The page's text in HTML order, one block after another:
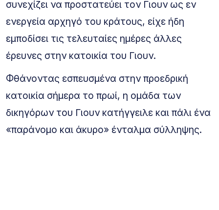
συνεχίζει να προστατεύει τον Γιουν ως εν
ενεργεία αρχηγό του κράτους, είχε ήδη
εμποδίσει τις τελευταίες ημέρες άλλες
έρευνες στην κατοικία του Γιουν.
Φθάνοντας εσπευσμένα στην προεδρική
κατοικία σήμερα το πρωί, η ομάδα των
δικηγόρων του Γιουν κατήγγειλε και πάλι ένα
«παράνομο και άκυρο» ένταλμα σύλληψης.